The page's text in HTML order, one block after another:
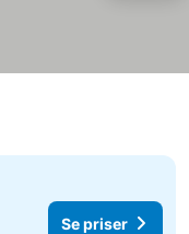
Se priser